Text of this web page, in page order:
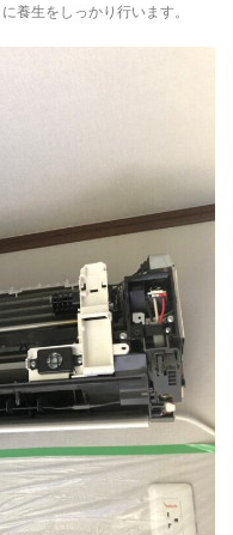
養生をしっかり行います。